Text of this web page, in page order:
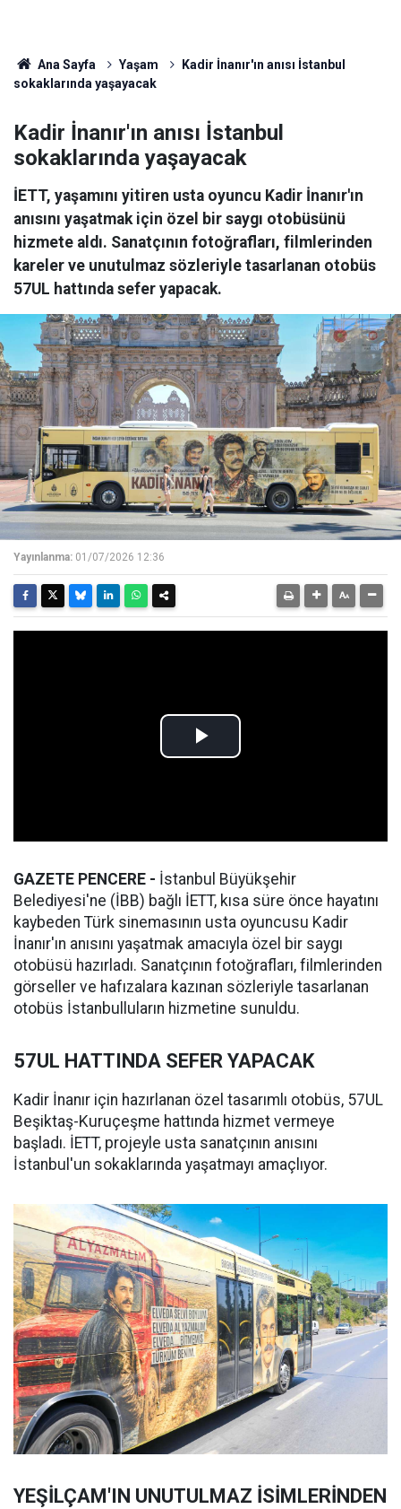
Ana Sayfa Yaşam
Kadir İnanır'ın anısı İstanbul
sokaklarında yaşayacak
Kadir İnanır'ın anısı İstanbul
sokaklarında yaşayacak
İETT, yaşamını yitiren usta oyuncu Kadir İnanır'ın
anısını yaşatmak için özel bir saygı otobüsünü
hizmete aldı. Sanatçının fotoğrafları, filmlerinden
kareler ve unutulmaz sözleriyle tasarlanan otobüs
57UL hattında sefer yapacak.
Yayınlanma: 01/07/2026 12:36
GAZETE PENCERE - İstanbul Büyükşehir
Belediyesi'ne (İBB) bağlı İETT, kısa süre önce hayatını
kaybeden Türk sinemasının usta oyuncusu Kadir
İnanır'ın anısını yaşatmak amacıyla özel bir saygı
otobüsü hazırladı. Sanatçının fotoğrafları, filmlerinden
görseller ve hafızalara kazınan sözleriyle tasarlanan
otobüs İstanbulluların hizmetine sunuldu.
57UL HATTINDA SEFER YAPACAK
Kadir İnanır için hazırlanan özel tasarımlı otobüs, 57UL
Beşiktaş-Kuruçeşme hattında hizmet vermeye
başladı. İETT, projeyle usta sanatçının anısını
İstanbul'un sokaklarında yaşatmayı amaçlıyor.
YEŞİLÇAM'IN UNUTULMAZ İSİMLERİNDEN